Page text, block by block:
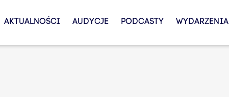
AKTUALNOŚCI AUDYCJE PODCASTY WYDARZENIA